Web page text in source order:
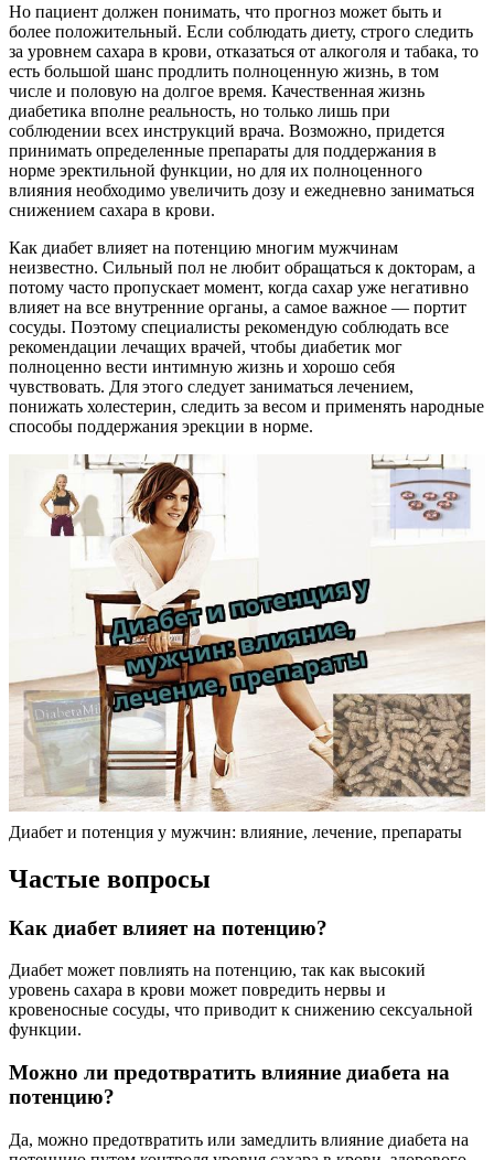
Но пациент должен понимать, что прогноз может быть и
более положительный. Если соблюдать диету, строго следить
за уровнем сахара в крови, отказаться от алкоголя и табака, то
есть большой шанс продлить полноценную жизнь, в том
числе и половую на долгое время. Качественная жизнь
диабетика вполне реальность, но только лишь при
соблюдении всех инструкций врача. Возможно, придется
принимать определенные препараты для поддержания в
норме эректильной функции, но для их полноценного
влияния необходимо увеличить дозу и ежедневно заниматься
снижением сахара в крови.
Как диабет влияет на потенцию многим мужчинам
неизвестно. Сильный пол не любит обращаться к докторам, а
потому часто пропускает момент, когда сахар уже негативно
влияет на все внутренние органы, а самое важное — портит
сосуды. Поэтому специалисты рекомендую соблюдать все
рекомендации лечащих врачей, чтобы диабетик мог
полноценно вести интимную жизнь и хорошо себя
чувствовать. Для этого следует заниматься лечением,
понижать холестерин, следить за весом и применять народные
способы поддержания эрекции в норме.
Диабет и потенция у мужчин: влияние, лечение, препараты
Частые вопросы
Как диабет влияет на потенцию?
Диабет может повлиять на потенцию, так как высокий
уровень сахара в крови может повредить нервы и
кровеносные сосуды, что приводит к снижению сексуальной
функции.
Можно ли предотвратить влияние диабета на
потенцию?
Да, можно предотвратить или замедлить влияние диабета на